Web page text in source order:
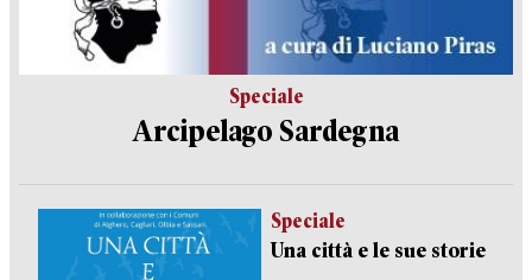
Speciale
Arcipelago Sardegna
Speciale
Una città e le sue storie